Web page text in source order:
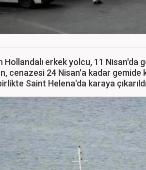
Hollandalı erkek yolcu, 11 Nisan'da
cenazesi 24 Nisan'a kadar gemide
Saint Helena'da karaya